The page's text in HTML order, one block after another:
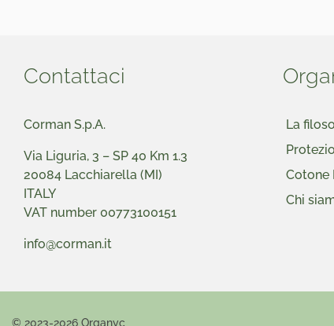
Contattaci
Corman S.p.A.
Via Liguria, 3 – SP 40 Km 1.3
20084 Lacchiarella (MI)
ITALY
VAT number 00773100151
info@corman.it
La
Cotone
Chi
© 2023-2026 Organyc